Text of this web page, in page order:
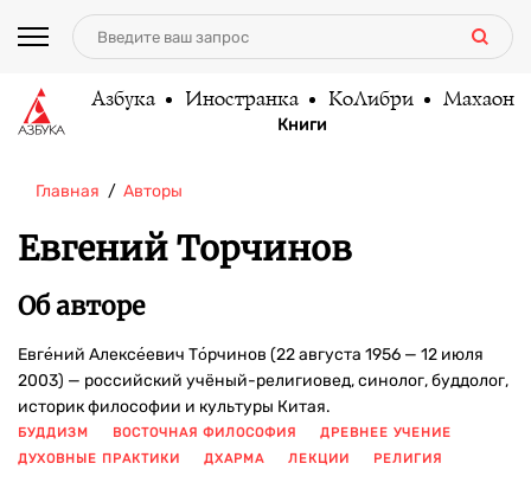
Азбука Иностранка КоЛибри Махаон
Книги
Главная Авторы
Евгений Торчинов
Об авторе
Евге́ний Алексе́евич То́рчинов (22 августа 1956 — 12 июля
2003) — российский учёный-религиовед, синолог, буддолог,
историк философии и культуры Китая.
БУДДИЗМ ВОСТОЧНАЯ ФИЛОСОФИЯ
ДРЕВНЕЕ УЧЕНИЕ
ДУХОВНЫЕ ПРАКТИКИ
ДХАРМА ЛЕКЦИИ РЕЛИГИЯ